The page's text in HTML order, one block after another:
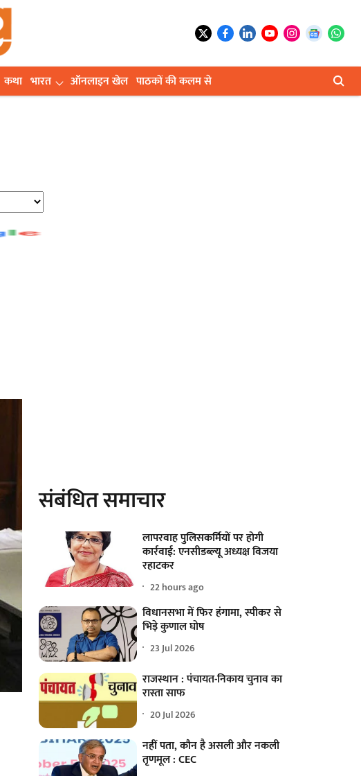
कथा भारत ऑनलाइन खेल पाठकों की कलम से
संबंधित समाचार
लापरवाह पुलिसकर्मियों पर होगी
कार्रवाई: एनसीडब्ल्यू अध्यक्ष विजया
रहाटकर
22 hours ago
विधानसभा में फिर हंगामा, स्पीकर से
भिड़े कुणाल घोष
23 Jul 2026
राजस्थान : पंचायत-निकाय चुनाव का
रास्ता साफ
20 Jul 2026
नहीं पता, कौन है असली और नकली
तृणमूल : CEC